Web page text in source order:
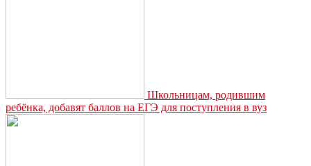
Школьницам, родившим
ребёнка, добавят баллов на ЕГЭ для поступления в вуз